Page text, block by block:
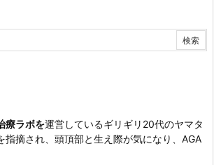
療ラボを運営しているギリギリ20代のヤマタ
指摘され、頭頂部と生え際が気になり、AGA